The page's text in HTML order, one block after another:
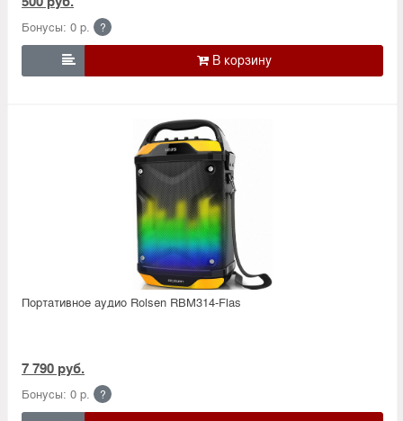
Бонусы: 0 р. ?

Портативное аудио Rolsen RBM314-Flas
7 790 руб.
Бонусы: 0 р. ?